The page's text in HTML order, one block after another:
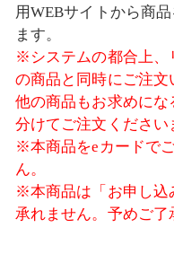
用WEBサイトから商
ます。
※システムの都合上、
の商品と同時にご注文
他の商品もお求めに
分けてご注文ください
※本商品をeカードで
ん。
※本商品は「お申し込
承れません。予めご了